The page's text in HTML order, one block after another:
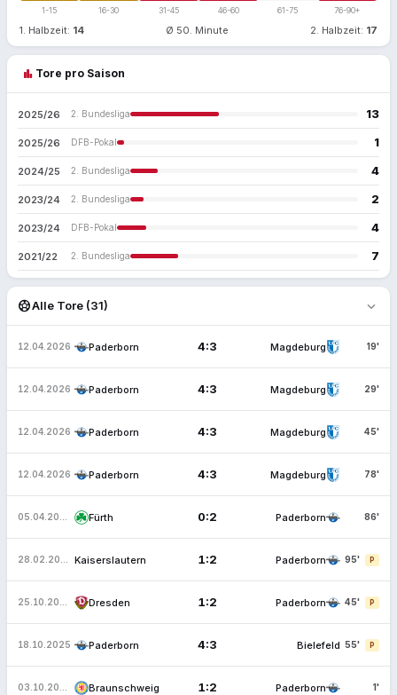
1-15 16-30 31-45 46-60 61-75 76-90+
1. Halbzeit: 14 Ø 50. Minute 2. Halbzeit: 17
bar_chart Tore pro Saison
2025/26 2. Bundesliga 13
2025/26 DFB-Pokal 1
2024/25 2. Bundesliga 4
2023/24 2. Bundesliga 2
2023/24 DFB-Pokal 4
2021/22 2. Bundesliga 7
sports_soccerAlle Tore (31) expand_more
12.04.2026 Paderborn 4:3 Magdeburg 19'
12.04.2026 Paderborn 4:3 Magdeburg 29'
12.04.2026 Paderborn 4:3 Magdeburg 45'
12.04.2026 Paderborn 4:3 Magdeburg 78'
Fürth 0:2 Paderborn 86'
Kaiserslautern 1:2 Paderborn 95' P
Dresden 1:2 Paderborn 45' P
18.10.2025 Paderborn 4:3 Bielefeld 55' P
Braunschweig 1:2 Paderborn 1'